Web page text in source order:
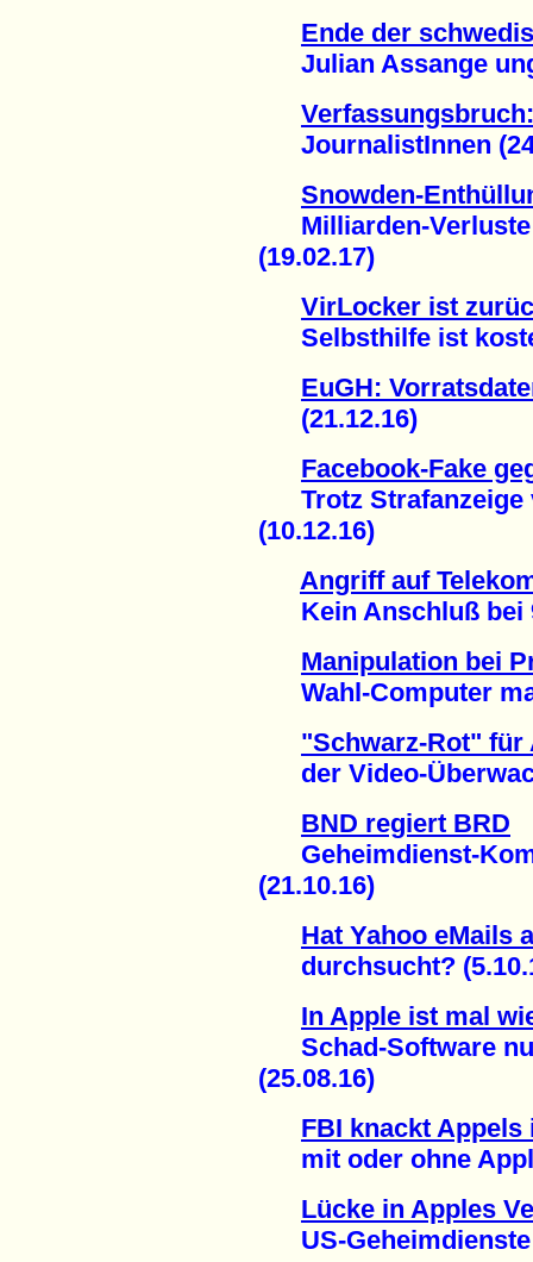
Ende der
Julian Assange
JournalistInnen
Snowden-
Milliarden-Verluste
(19.02.17)
VirLocker ist
Selbsthilfe ist
EuGH:
(21.12.16)
Facebook-Fake
Trotz Strafanzeige
(10.12.16)
Angriff auf
Kein Anschluß bei
Manipulation bei
Wahl-Computer
"Schwarz-Rot" für
der Video-
BND regiert BRD
Geheimdienst-
(21.10.16)
Hat Yahoo eMails
durchsucht?
In Apple ist mal
Schad-Software
(25.08.16)
FBI knackt Appels
mit oder ohne
Lücke in Apples
US-Geheimdienste